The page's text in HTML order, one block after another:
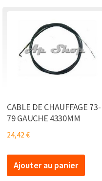
CABLE DE CHAUFFAGE 73-
79 GAUCHE 4330MM
24,42€
Ajouter au panier